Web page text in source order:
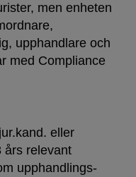
men enheten
upphandlare och
med Compliance
eller
års relevant
upphandlings-